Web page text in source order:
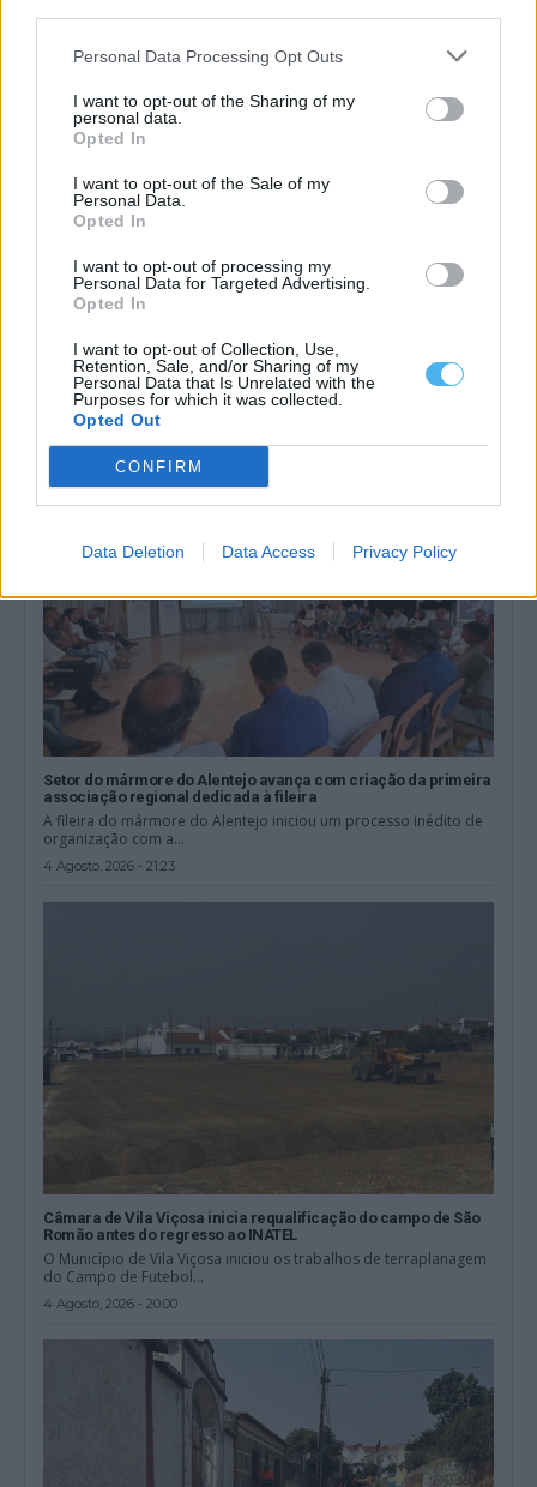
Personal Data Processing Opt Outs
I want to opt-out of the Sharing of my
personal data.
Opted In
I want to opt-out of the Sale of my
Personal Data.
Opted In
I want to opt-out of processing my
Personal Data for Targeted Advertising.
Opted In
I want to opt-out of Collection, Use,
Retention, Sale, and/or Sharing of my
Personal Data that Is Unrelated with the
Purposes for which it was collected.
Opted Out
CONFIRM
Data Deletion Data Access Privacy Policy
Municípios dos Mármores e Alqueva querem acolher grande
área empresarial do Interior alentejano
Os sete municípios da Zona dos Mármores e Alqueva querem
acolher a grande área...
5 Agosto, 2026 - 11:57
Setor do mármore do Alentejo avança com criação da primeira
associação regional dedicada à fileira
A fileira do mármore do Alentejo iniciou um processo inédito de
organização com a...
4 Agosto, 2026 - 21:23
Câmara de Vila Viçosa inicia requalificação do campo de São
Romão antes do regresso ao INATEL
O Município de Vila Viçosa iniciou os trabalhos de terraplanagem
do Campo de Futebol...
4 Agosto, 2026 - 20:00